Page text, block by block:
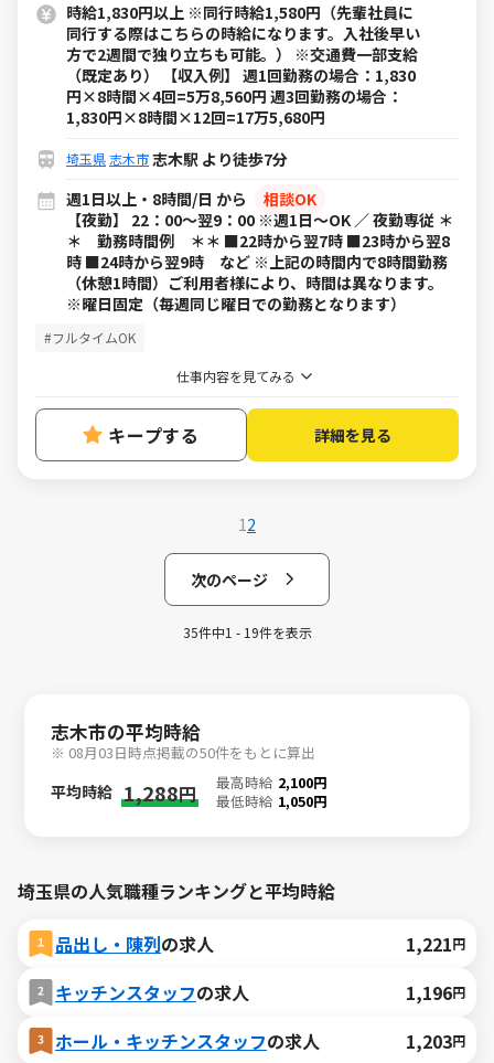
時給1,830円以上 ※同行時給1,580円（先輩社員に
同行する際はこちらの時給になります。入社後早い
方で2週間で独り立ちも可能。） ※交通費一部支給
（既定あり） 【収入例】 週1回勤務の場合：1,830
円×8時間×4回=5万8,560円 週3回勤務の場合：
1,830円×8時間×12回=17万5,680円
埼玉県志木市志木駅 より徒歩7分
週1日以上・8時間/日 から
相談OK
【夜勤】 22：00～翌9：00 ※週1日～OK ／ 夜勤専従 ＊
＊ 勤務時間例 ＊＊ ■22時から翌7時 ■23時から翌8
時 ■24時から翌9時 など ※上記の時間内で8時間勤務
（休憩1時間）ご利用者様により、時間は異なります。
※曜日固定（毎週同じ曜日での勤務となります）
#フルタイムOK
仕事内容を見てみる
キープする 詳細を見る
12
次のページ
35件中1 - 19件を表示
志木市の平均時給
※ 08月03日時点掲載の50件をもとに算出
平均時給 1,288円 最高時給 2,100円
最低時給 1,050円
埼玉県の人気職種ランキングと平均時給
品出し・陳列の求人 1,221円
キッチンスタッフの求人 1,196円
ホール・キッチンスタッフの求人 1,203円